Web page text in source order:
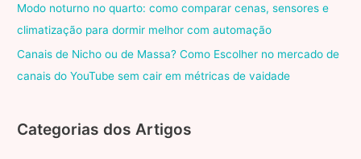
Modo noturno no quarto: como comparar cenas, sensores e
climatização para dormir melhor com automação
Canais de Nicho ou de Massa? Como Escolher no mercado de
canais do YouTube sem cair em métricas de vaidade
Categorias dos Artigos